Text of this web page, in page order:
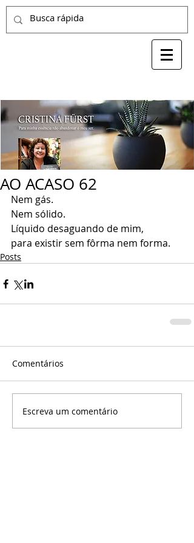
AO ACASO 62
Nem gás.
Nem sólido.
Líquido desaguando de mim,
para existir sem fôrma nem forma.
Posts
Comentários
Escreva um comentário